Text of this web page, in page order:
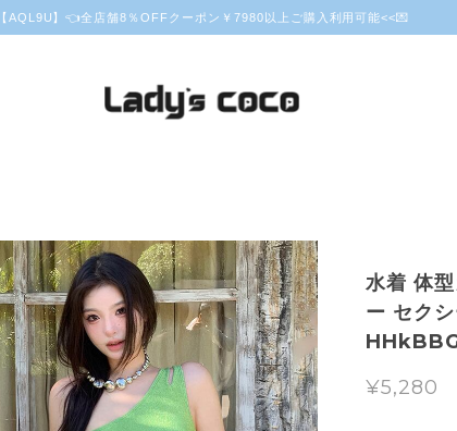
【AQL9U】👈全店舗8％OFFクーポン￥7980以上ご購入利用可能<<💌
水着 体
ー セク
¥5,280